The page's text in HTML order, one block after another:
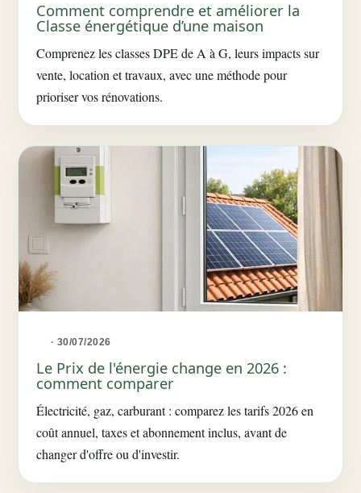
Comment comprendre et améliorer la
Classe énergétique d’une maison
Comprenez les classes DPE de A à G, leurs impacts sur
vente, location et travaux, avec une méthode pour
prioriser vos rénovations.
· 30/07/2026
Le Prix de l'énergie change en 2026 :
comment comparer
Électricité, gaz, carburant : comparez les tarifs 2026 en
coût annuel, taxes et abonnement inclus, avant de
changer d'offre ou d'investir.